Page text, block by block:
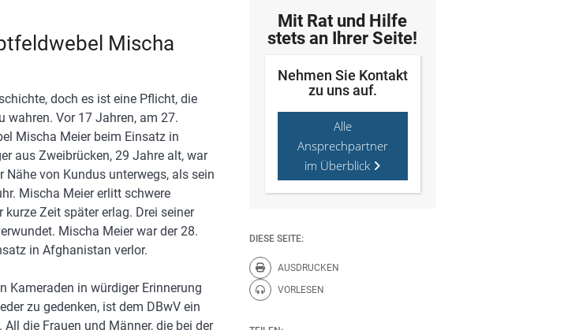
Mischa
doch es ist eine Pflicht, die
wahren. Vor 17 Jahren, am 27.
Mischa Meier beim Einsatz in
aus Zweibrücken, 29 Jahre alt, war
Nähe von Kundus unterwegs, als sein
Mischa Meier erlitt schwere
kurze Zeit später erlag. Drei seiner
Mischa Meier war der 28.
in Afghanistan verlor.
Kameraden in würdiger Erinnerung
zu gedenken, ist dem DBwV ein
die Frauen und Männer, die bei der
Mit Rat und Hilfe
stets an Ihrer Seite!
Nehmen Sie Kontakt
zu uns auf.
Alle
Ansprechpartner
im Überblick
DIESE SEITE:
AUSDRUCKEN
Diese Seite drucken.
VORLESEN
Diese Seite vorlesen.